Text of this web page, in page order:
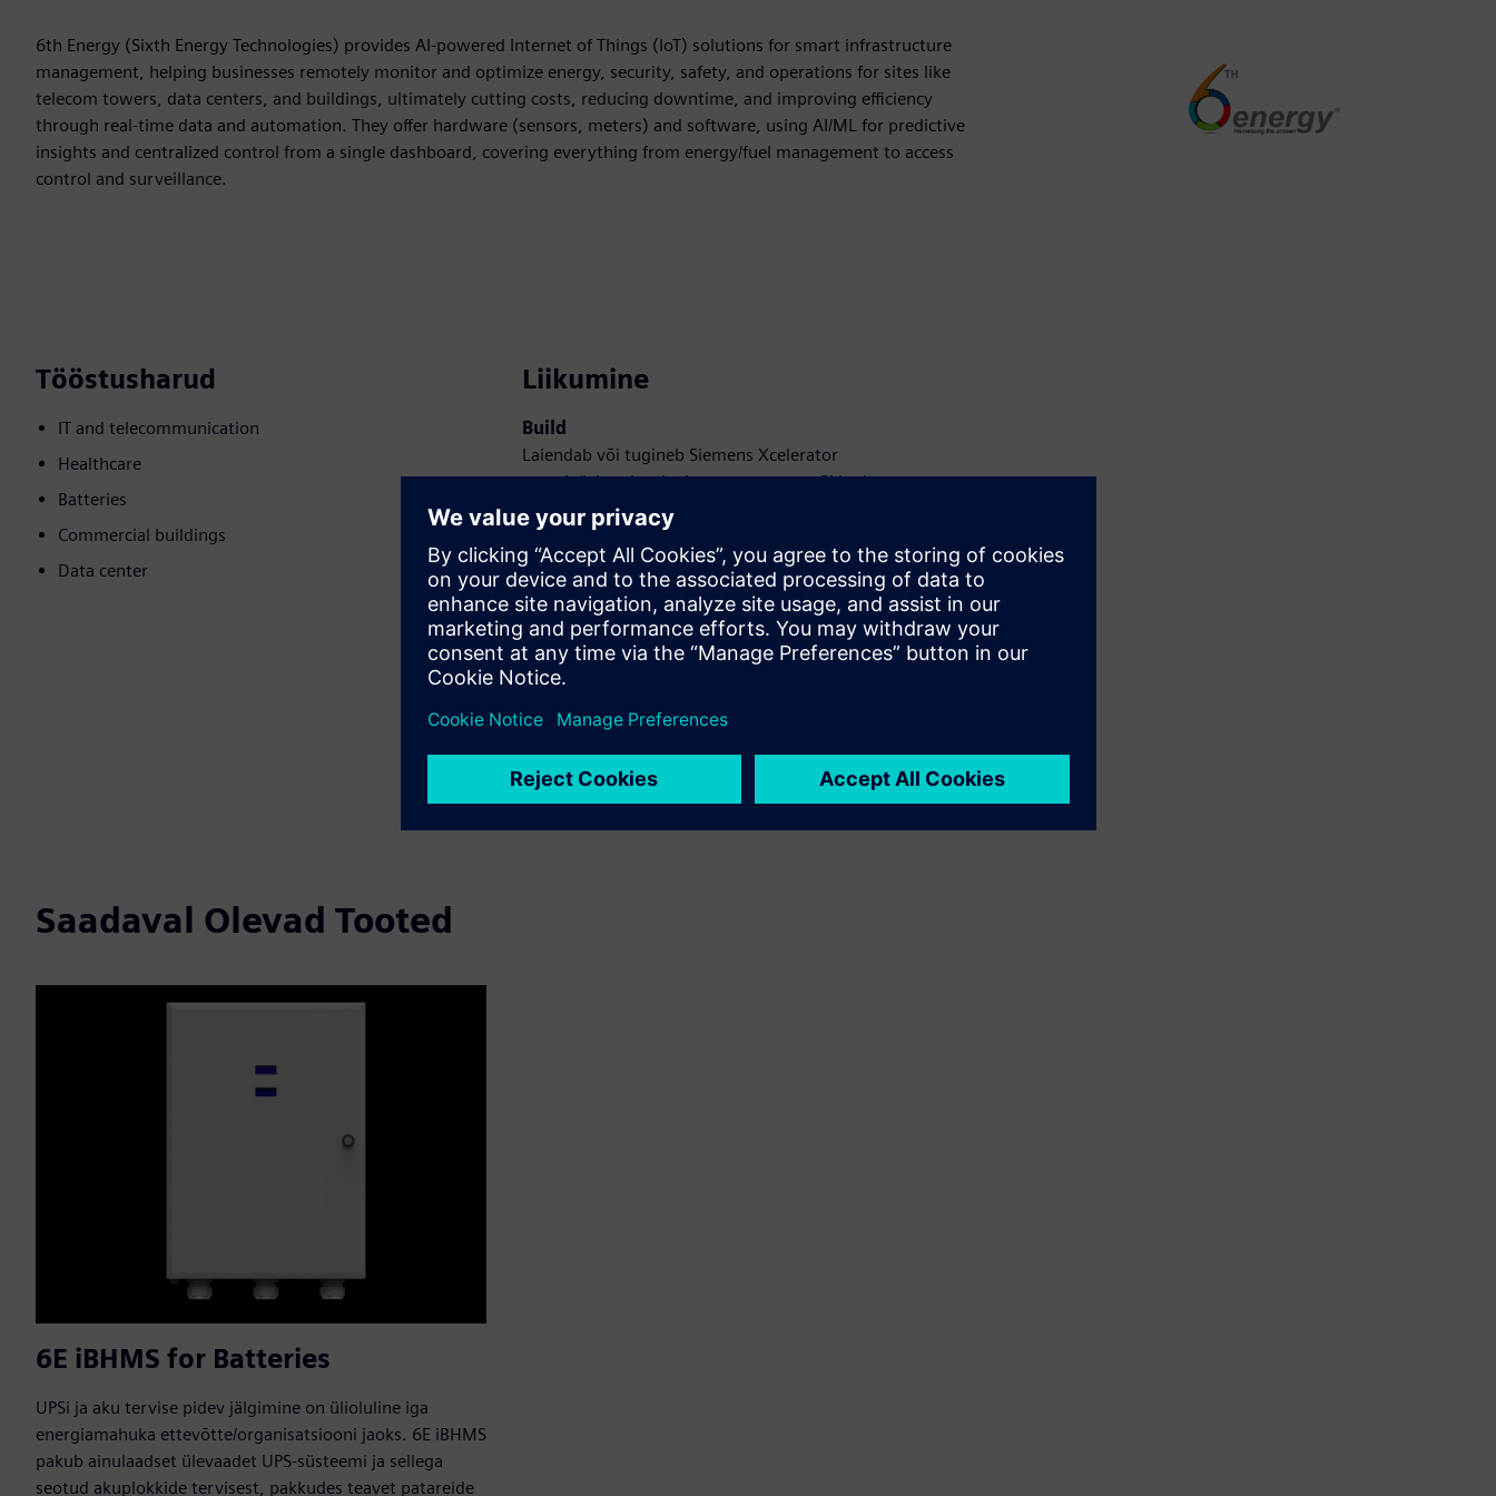
6th Energy (Sixth Energy Technologies) provides AI-powered Internet of Things (IoT) solutions for smart infrastructure
management, helping businesses remotely monitor and optimize energy, security, safety, and operations for sites like
telecom towers, data centers, and buildings, ultimately cutting costs, reducing downtime, and improving efficiency
through real-time data and automation. They offer hardware (sensors, meters) and software, using AI/ML for predictive
insights and centralized control from a single dashboard, covering everything from energy/fuel management to access
control and surveillance.
Tööstusharud
IT and telecommunication
Healthcare
Batteries
Commercial buildings
Data center
Liikumine
Build
Laiendab või tugineb Siemens Xcelerator
tootele/lahendusele, luues uue toote või loob uue
kliendilahenduse Siemens Xcelerator toote ja oma toote
integreerimise kaudu
Sell
SW ja digitaalse toega HW Edasimüüja/Müüge Siemens
Xcelerator-is
Pakub teenust Siemens Xcelerator toote/lahendusele, mis
hooldada
Saadaval Olevad Tooted
6E iBHMS for Batteries
UPSi ja aku tervise pidev jälgimine on ülioluline iga
energiamahuka ettevõtte/organisatsiooni jaoks. 6E iBHMS
pakub ainulaadset ülevaadet UPS-süsteemi ja sellega
seotud akuplokkide tervisest, pakkudes teavet patareide